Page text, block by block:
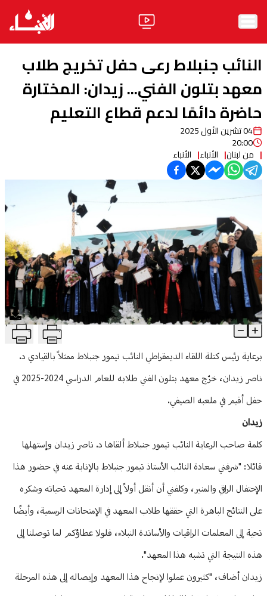
الرئيسية
ثقافة ومجتمع
منوعات
آراء
فيديو
مواقف
وليد جنبلاط
ابحث
النائب جنبلاط رعى حفل تخريج طلاب
معهد بتلون الفني... زيدان: المختارة
حاضرة دائمًا لدعم قطاع التعليم
04 تشرين الأول 2025
20:00
من لبنان الأنباء الأنباء
النائب جنبلاط رعى حفل تخريج طلاب معهد بتلون الفني... زيدان: T
Article Content
برعاية رئيس كتلة اللقاء الديمقراطي النائب تيمور جنبلاط ممثلاً بالقيادي د.
ناصر زيدان، خرّج معهد بتلون الفني طلابه للعام الدراسي 2024-2025 في
حفل أقيم في ملعبه الصيفي.
زيدان
كلمة صاحب الرعاية النائب تيمور جنبلاط ألقاها د. ناصر زيدان وإستهلها
قائلا: "شرفني سعادة النائب الأستاذ تيمور جنبلاط بالإنابة عنه في حضور هذا
الإحتفال الراقي والمنير، وكلفني أن أنقل أولاً إلى إدارة المعهد تحياته وشكره
على النتائج الباهرة التي حققها طلاب المعهد في الإمتحانات الرسمية، وأيضًا
تحية إلى المعلمات الراقيات والأساتدة النبلاء، فلولا عطاؤكم لما توصلنا إلى
هذه النتيجة التي تشبه هذا المعهد".
زيدان أضاف، "كثيرون عملوا لإنجاح هذا المعهد وإيصاله إلى هذه المرحلة